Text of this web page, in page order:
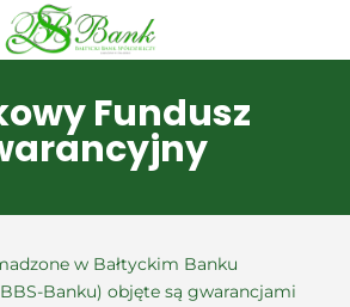
Fundusz
w Bałtyckim Banku
Banku) objęte są gwarancjami